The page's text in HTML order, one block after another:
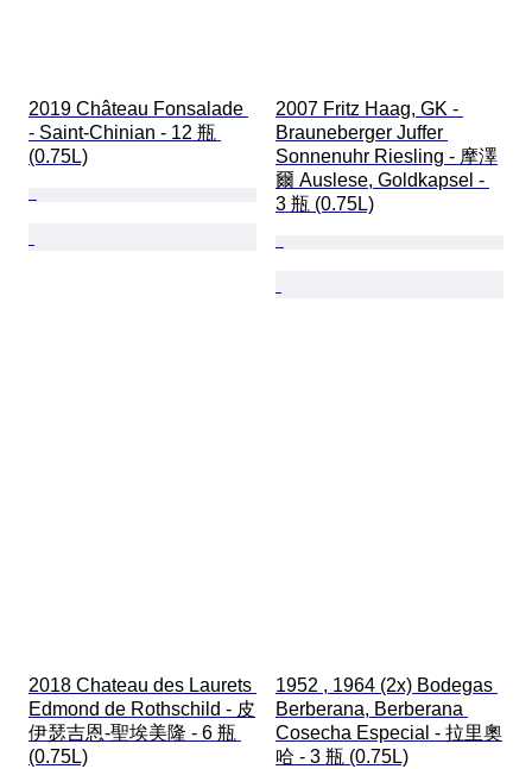
2019 Château Fonsalade
- Saint-Chinian - 12 瓶
(0.75L)
2007 Fritz Haag, GK -
Brauneberger Juffer
Sonnenuhr Riesling - 摩澤
爾 Auslese, Goldkapsel -
3 瓶 (0.75L)
2018 Chateau des Laurets
Edmond de Rothschild - 皮
伊瑟吉恩-聖埃美隆 - 6 瓶
(0.75L)
1952 , 1964 (2x) Bodegas
Berberana, Berberana
Cosecha Especial - 拉里奧
哈 - 3 瓶 (0.75L)